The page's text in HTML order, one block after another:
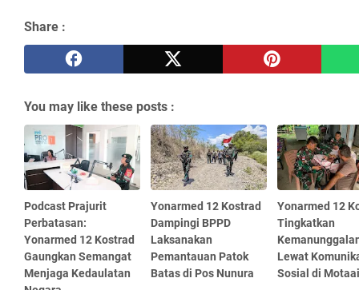
Share :
You may like these posts :
Podcast Prajurit
Perbatasan:
Yonarmed 12 Kostrad
Gaungkan Semangat
Menjaga Kedaulatan
Yonarmed 12 Kostrad
Dampingi BPPD
Laksanakan
Pemantauan Patok
Batas di Pos Nunura
Yonarmed 12
Tingkatkan
Lewat
Sosial di